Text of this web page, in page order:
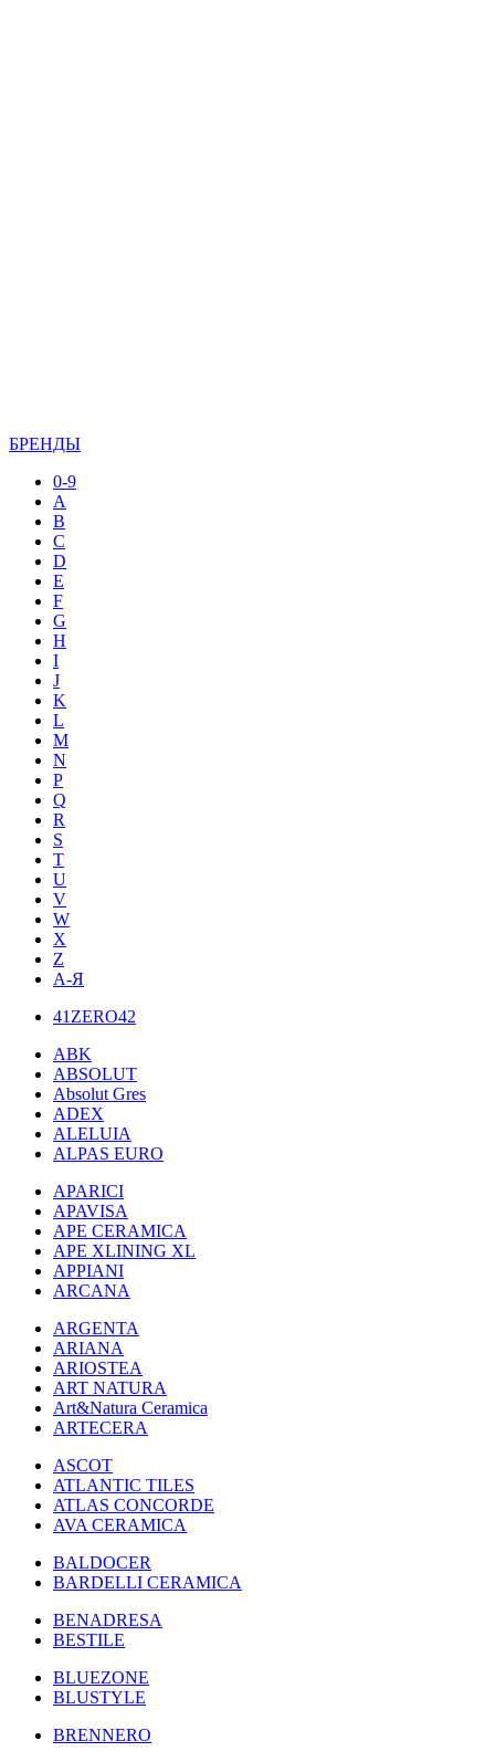
БРЕНДЫ
0-9
A
B
C
D
E
F
G
H
I
J
K
L
M
N
P
Q
R
S
T
U
V
W
X
Z
А-Я
41ZERO42
ABK
ABSOLUT
Absolut Gres
ADEX
ALELUIA
ALPAS EURO
APARICI
APAVISA
APE CERAMICA
APE XLINING XL
APPIANI
ARCANA
ARGENTA
ARIANA
ARIOSTEA
ART NATURA
Art&Natura Ceramica
ARTECERA
ASCOT
ATLANTIC TILES
ATLAS CONCORDE
AVA CERAMICA
BALDOCER
BARDELLI CERAMICA
BENADRESA
BESTILE
BLUEZONE
BLUSTYLE
BRENNERO